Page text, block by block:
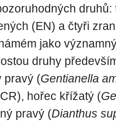
(EN) a čtyři
jako
druhy
pravý (Gentianella
hořec křížatý (
pravý (Dianthus